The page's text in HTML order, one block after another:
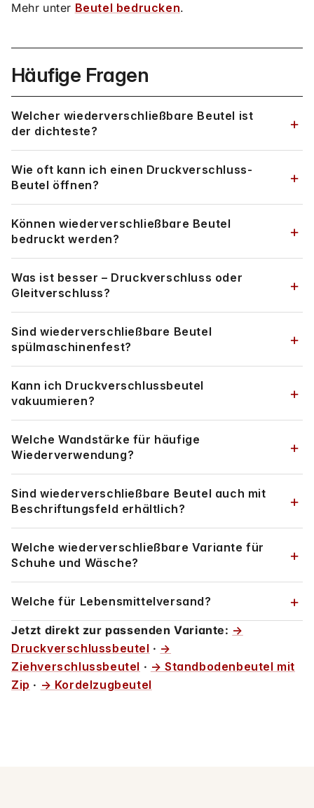
Mehr unter Beutel bedrucken.
Häufige Fragen
Welcher wiederverschließbare Beutel ist
der dichteste?
Wie oft kann ich einen Druckverschluss-
Beutel öffnen?
Können wiederverschließbare Beutel
bedruckt werden?
Was ist besser – Druckverschluss oder
Gleitverschluss?
Sind wiederverschließbare Beutel
spülmaschinenfest?
Kann ich Druckverschlussbeutel
vakuumieren?
Welche Wandstärke für häufige
Wiederverwendung?
Sind wiederverschließbare Beutel auch mit
Beschriftungsfeld erhältlich?
Welche wiederverschließbare Variante für
Schuhe und Wäsche?
Welche für Lebensmittelversand?
Jetzt direkt zur passenden Variante: →
Druckverschlussbeutel · →
Ziehverschlussbeutel · → Standbodenbeutel mit
Zip · → Kordelzugbeutel